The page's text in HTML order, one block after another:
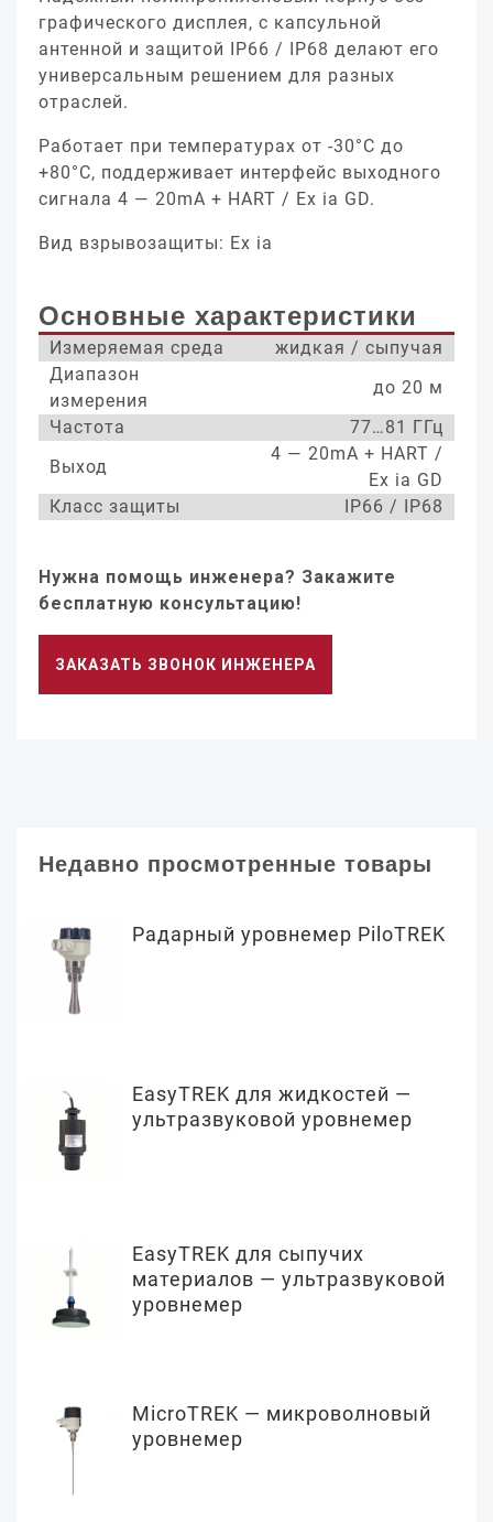
графического дисплея, с капсульной
антенной и защитой IP66 / IP68 делают его
универсальным решением для разных
отраслей.
Работает при температурах от -30°С до
+80°С, поддерживает интерфейс выходного
сигнала 4 — 20mA + HART / Ex ia GD.
Вид взрывозащиты: Ex ia
Основные характеристики
Измеряемая среда
жидкая / сыпучая
Диапазон
измерения
до 20 м
Частота
77…81 ГГц
Выход
4 — 20mA + HART /
Ex ia GD
Класс защиты
IP66 / IP68
Нужна помощь инженера? Закажите
бесплатную консультацию!
ЗАКАЗАТЬ ЗВОНОК ИНЖЕНЕРА
Недавно просмотренные товары
Радарный уровнемер PiloTREK
EasyTREK для жидкостей —
ультразвуковой уровнемер
EasyTREK для сыпучих
материалов — ультразвуковой
уровнемер
MicroTREK — микроволновый
уровнемер